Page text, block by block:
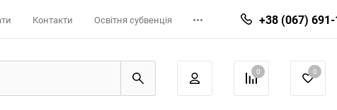
Контакти Освітня субвенція +38 (067)
0 0